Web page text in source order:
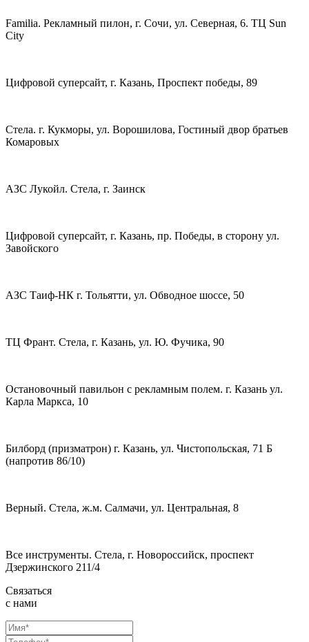
Familia. Рекламный пилон, г. Сочи, ул. Северная, 6. ТЦ Sun
City
Цифровой суперсайт, г. Казань, Проспект победы, 89
Стела. г. Кукморы, ул. Ворошилова, Гостиный двор братьев
Комаровых
АЗС Лукойл. Стела, г. Заинск
Цифровой суперсайт, г. Казань, пр. Победы, в сторону ул.
Завойского
АЗС Таиф-НК г. Тольятти, ул. Обводное шоссе, 50
ТЦ Франт. Стела, г. Казань, ул. Ю. Фучика, 90
Остановочный павильон с рекламным полем. г. Казань ул.
Карла Маркса, 10
Билборд (призматрон) г. Казань, ул. Чистопольская, 71 Б
(напротив 86/10)
Верный. Стела, ж.м. Салмачи, ул. Центральная, 8
Все инструменты. Стела, г. Новороссийск, проспект
Дзержинского 211/4
Связаться
с нами